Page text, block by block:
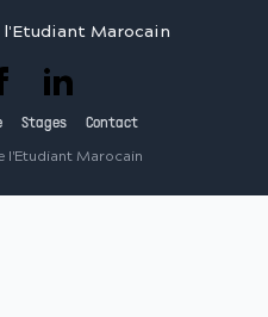
Marocain
Stages Contact
l'Etudiant Marocain